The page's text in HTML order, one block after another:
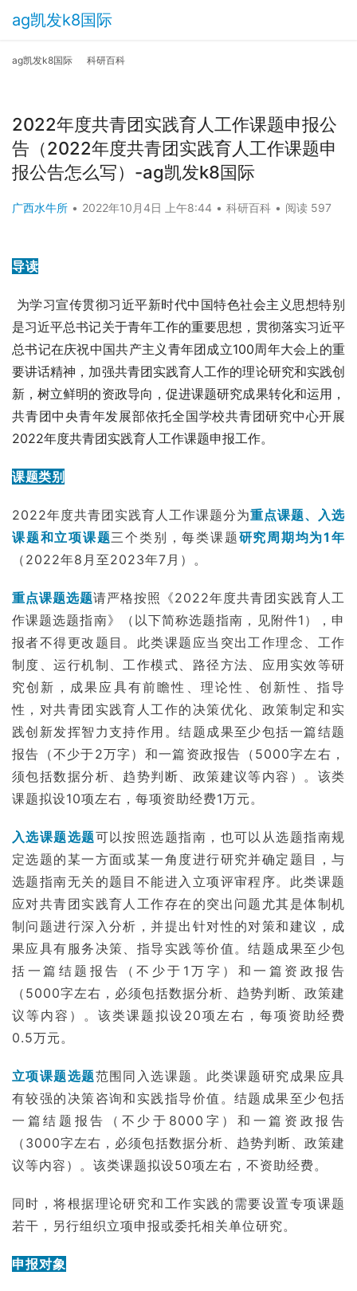
ag凯发k8国际
ag凯发k8国际 科研百科
2022年度共青团实践育人工作课题申报公
告（2022年度共青团实践育人工作课题申
报公告怎么写）-ag凯发k8国际
广西水牛所 • 2022年10月4日 上午8:44 • 科研百科 • 阅读 597
导读
是习近平总书记关于青年工作的重要思想，贯彻落实习近平
总书记在庆祝中国共产主义青年团成立100周年大会上的重
要讲话精神，加强共青团实践育人工作的理论研究和实践创
新，树立鲜明的资政导向，促进课题研究成果转化和运用，
共青团中央青年发展部依托全国学校共青团研究中心开展
2022年度共青团实践育人工作课题申报工作。
课题类别
2022年度共青团实践育人工作课题分为重点课题、入选
课题和立项课题三个类别，每类课题研究周期均为1年
（2022年8月至2023年7月）。
重点课题选题请严格按照《2022年度共青团实践育人工
作课题选题指南》（以下简称选题指南，见附件1），申
报者不得更改题目。此类课题应当突出工作理念、工作
制度、运行机制 、工作模式、路径方法、应用实效等研
究创新，成果应具有前瞻性、理论性、创新性、指导
性，对共青团实践育人工作的决策优化、政策制定和实
践创新发挥智力支持作用。结题成果至少包括一篇结题
报告 （不少于2万字）和一篇资政报告（5000字左右，
须包括数据分析、趋势判断、政策建议等内容）。该类
课题拟设10项左右，每项资助经费1万元。
入选课题选题可以按照选题指南，也可以从选题指南规
定选题的某一方面或某一角度进行研究并确定题目，与
选题指南无关的题目不能进入立项评审程序。此类课题
应对共青团实践育人工作存在的突出问题尤其是体制机
制问题进行深入分析，并提出针对性的对策和建议，成
果应具有服务决策、指导实践等价值。结题成果至少包
括一篇结题报告（不少于1万字）和一篇资政报告
（5000字左右，必须包括数据分析、趋势判断、政策建
议等内容）。该类课题拟设20项左右，每项资助经费
0.5万元。
立项课题选题范围同入选课题。此类课题研究成果应具
有较强的决策咨询和实践指导价值。结题成果至少包括
一篇结题报告（不少于8000字）和一篇资政报告
（3000字左右，必须包括数据分析、趋势判断、政策建
议等内容）。该类课题拟设50项左右，不资助经费。
同时，将根据理论研究和工作实践的需要设置专项课题
若干，另行组织立项申报或委托相关单位研究。
申报对象